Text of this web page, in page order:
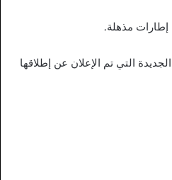
إطارات مذهلة.
التي تم الإعلان عن إطلاقها